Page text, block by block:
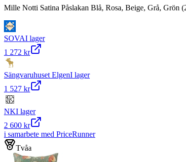
Mille Notti Satina Påslakan Blå, Rosa, Beige, Grå, Grön
SOVAI lager
1 272 kr
Sängvaruhuset ElgenI lager
1 527 kr
NKI lager
2 600 kr
i samarbete med PriceRunner
Tvåa